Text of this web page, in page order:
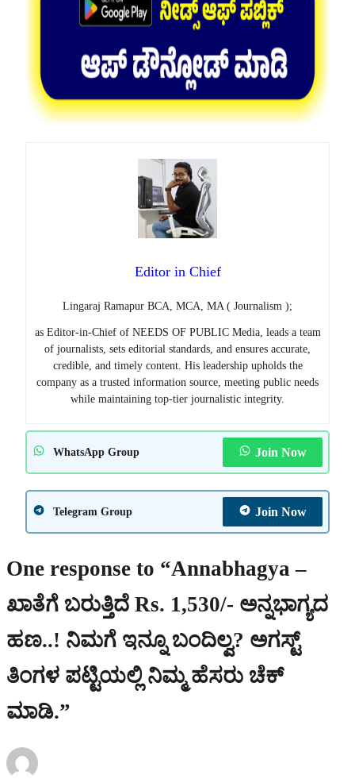
Editor in Chief
Lingaraj Ramapur BCA, MCA, MA ( Journalism );
as Editor-in-Chief of NEEDS OF PUBLIC Media, leads a team
of journalists, sets editorial standards, and ensures accurate,
credible, and timely content. His leadership upholds the
company as a trusted information source, meeting public needs
while maintaining top-tier journalistic integrity.
WhatsApp Group Join Now
Telegram Group Join Now
One response to “Annabhagya –
ಖಾತೆಗೆ ಬರುತ್ತಿದೆ Rs. 1,530/- ಅನ್ನಭಾಗ್ಯದ
ಹಣ..! ನಿಮಗೆ ಇನ್ನೂ ಬಂದಿಲ್ವ? ಅಗಸ್ಟ್
ತಿಂಗಳ ಪಟ್ಟಿಯಲ್ಲಿ ನಿಮ್ಮ ಹೆಸರು ಚೆಕ್
ಮಾಡಿ.”